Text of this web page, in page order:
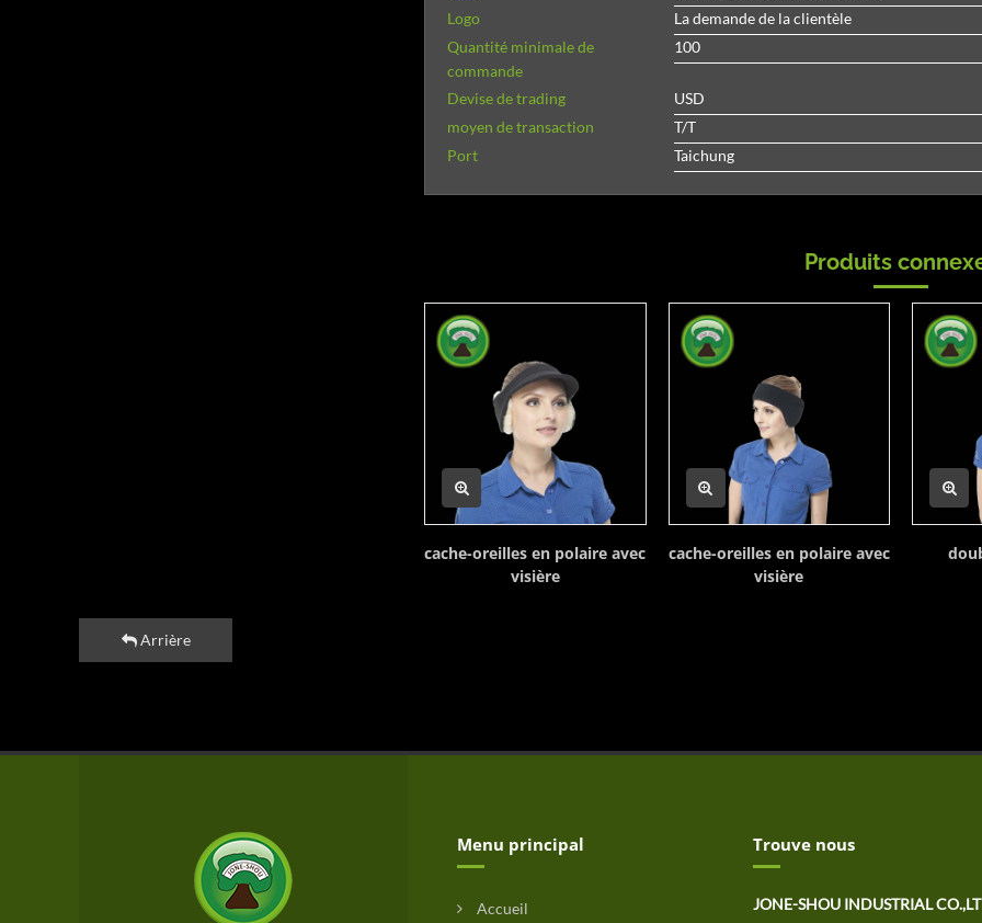
Logo
La demande de la clientèle
Quantité minimale de
commande
100
Devise de trading
USD
moyen de transaction
T/T
Port
Taichung
Produits
cache-oreilles en polaire avec
visière
cache-oreilles en polaire avec
visière
Arrière
Menu principal
Accueil
Trouve nous
JONE-SHOU INDUSTRIAL